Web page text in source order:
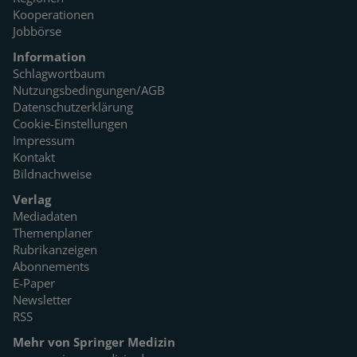
Kooperationen
Jobbörse
Information
Schlagwortbaum
Nutzungsbedingungen/AGB
Datenschutzerklärung
Cookie-Einstellungen
Impressum
Kontakt
Bildnachweise
Verlag
Mediadaten
Themenplaner
Rubrikanzeigen
Abonnements
E-Paper
Newsletter
RSS
Mehr von Springer Medizin